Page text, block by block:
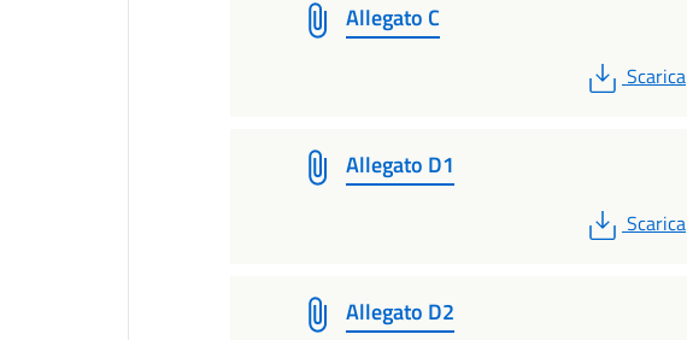
Allegato C
PDF
Scarica
Allegato D1
PDF
Scarica
Allegato D2